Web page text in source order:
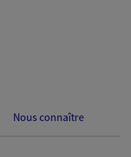
Nous connaître